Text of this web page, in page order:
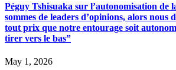
Péguy Tshisuaka sur l’autonomisation de
sommes de leaders d’opinions, alors nous
tout prix que notre entourage soit
tirer vers le bas”
May 1, 2026